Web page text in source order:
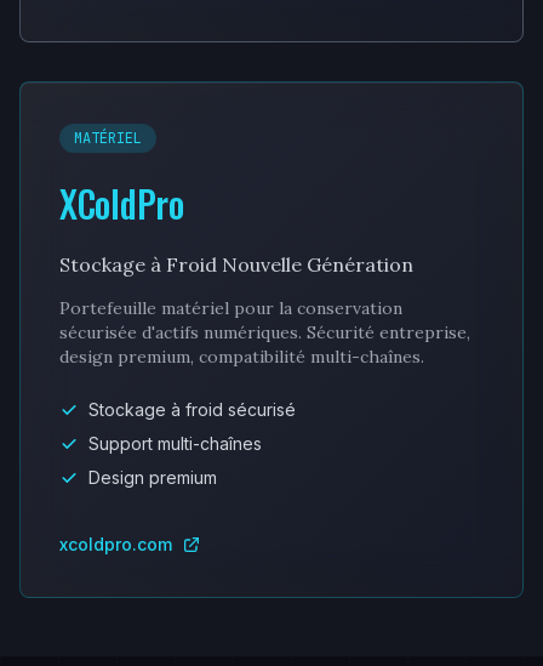
MATÉRIEL
XColdPro
Stockage à Froid Nouvelle Génération
Portefeuille matériel pour la conservation
sécurisée d'actifs numériques. Sécurité entreprise,
design premium, compatibilité multi-chaînes.
Stockage à froid sécurisé
Support multi-chaînes
Design premium
xcoldpro.com